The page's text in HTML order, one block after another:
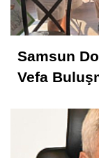
Samsun
Vefa